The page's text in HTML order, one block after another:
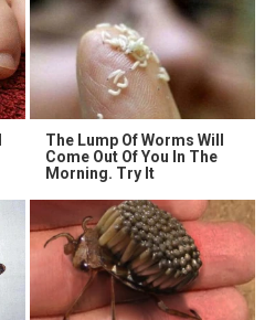
The Lump Of Worms Will
Come Out Of You In The
Morning. Try It